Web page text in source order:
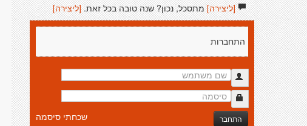
[ליצירה]מתסכל, נכון? שנה טובה בכל זאת. [ליצירה]
התחברות
התחבר שכחתי סיסמה